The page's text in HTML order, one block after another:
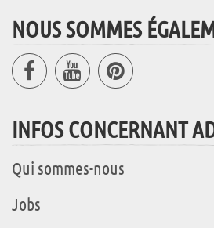
NOUS SOMMES
INFOS CONCERNANT
Qui sommes-nous
Jobs